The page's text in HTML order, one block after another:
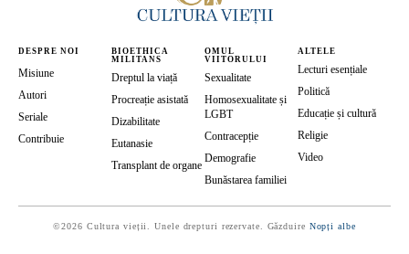
DESPRE NOI
Misiune
Autori
Seriale
Contribuie
BIOETHICA
MILITANS
Dreptul la viață
Procreație asistată
Dizabilitate
Eutanasie
Transplant de organe
OMUL
VIITORULUI
Sexualitate
Homosexualitate și
LGBT
Contracepție
Demografie
Bunăstarea familiei
ALTELE
Lecturi esențiale
Politică
Educație și cultură
Religie
Video
©2026 Cultura vieții. Unele drepturi rezervate. Găzduire Nopți albe